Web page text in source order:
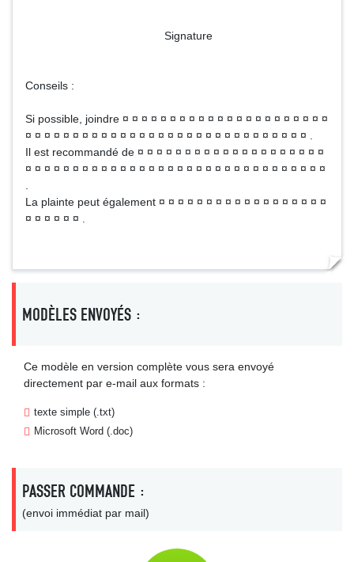
Signature
Conseils :
Si possible, joindre ¤ ¤ ¤ ¤ ¤ ¤ ¤ ¤ ¤ ¤ ¤ ¤ ¤ ¤ ¤ ¤ ¤ ¤ ¤ ¤ ¤ ¤
¤ ¤ ¤ ¤ ¤ ¤ ¤ ¤ ¤ ¤ ¤ ¤ ¤ ¤ ¤ ¤ ¤ ¤ ¤ ¤ ¤ ¤ ¤ ¤ ¤ ¤ ¤ ¤ ¤ ¤ .
Il est recommandé de ¤ ¤ ¤ ¤ ¤ ¤ ¤ ¤ ¤ ¤ ¤ ¤ ¤ ¤ ¤ ¤ ¤ ¤ ¤ ¤
¤ ¤ ¤ ¤ ¤ ¤ ¤ ¤ ¤ ¤ ¤ ¤ ¤ ¤ ¤ ¤ ¤ ¤ ¤ ¤ ¤ ¤ ¤ ¤ ¤ ¤ ¤ ¤ ¤ ¤ ¤ ¤
La plainte peut également ¤ ¤ ¤ ¤ ¤ ¤ ¤ ¤ ¤ ¤ ¤ ¤ ¤ ¤ ¤ ¤ ¤ ¤
¤ ¤ ¤ ¤ ¤ ¤ .
MODÈLES ENVOYÉS :
Ce modèle en version complète vous sera envoyé
directement par e-mail aux formats :
texte simple (.txt)
Microsoft Word (.doc)
PASSER COMMANDE :
(envoi immédiat par mail)